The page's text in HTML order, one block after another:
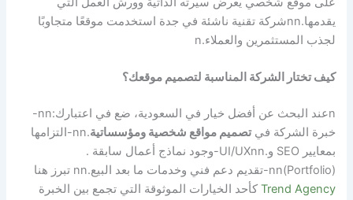
يقدمها.nnشركة تقنية ناشئة في جدة استخدمت موقعًا متجاوبًا
لجذب المستثمرين والعملاء.n
كيف تختار الشركة المناسبة لتصميم موقعك؟
nعند البحث عن أفضل خيار في السعودية، ضع في اعتبارك:nn
-
خبرة الشركة فيتصميم مواقع شخصية ومؤسساتية.
nn-التزامها
بمعايير SEO و.UI/UX
nn
-وجود نماذج أعمال سابقة .
(Portfolio)
nn-تقديم دعم فني وخدمات ما بعد البيع.nn تبرز هنا
Trend Agency كأحد الخيارات الموثوقة التي تجمع بين الخبرة